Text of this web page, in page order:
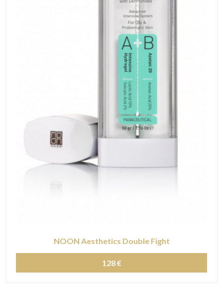
NOON Aesthetics Double Fight
128 €